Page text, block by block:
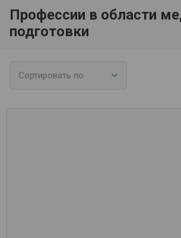
Профессии в области
подготовки
Сортировать по